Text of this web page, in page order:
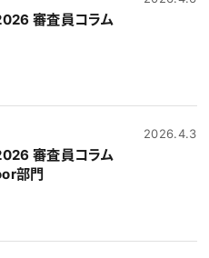
審査員コラム
2026.4.3
審査員コラム
部門